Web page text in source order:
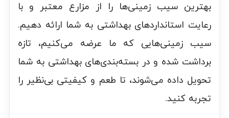
بهترین سیب زمینی‌ها را از مزارع معتبر و با
رعایت استانداردهای بهداشتی به شما ارائه دهیم.
سیب زمینی‌هایی که ما عرضه می‌کنیم، تازه
برداشت شده و در بسته‌بندی‌های بهداشتی به شما
تحویل داده می‌شوند، تا طعم و کیفیتی بی‌نظیر را
تجربه کنید.